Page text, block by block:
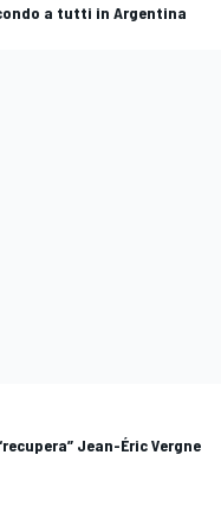
a tutti in Argentina
Jean-Éric Vergne